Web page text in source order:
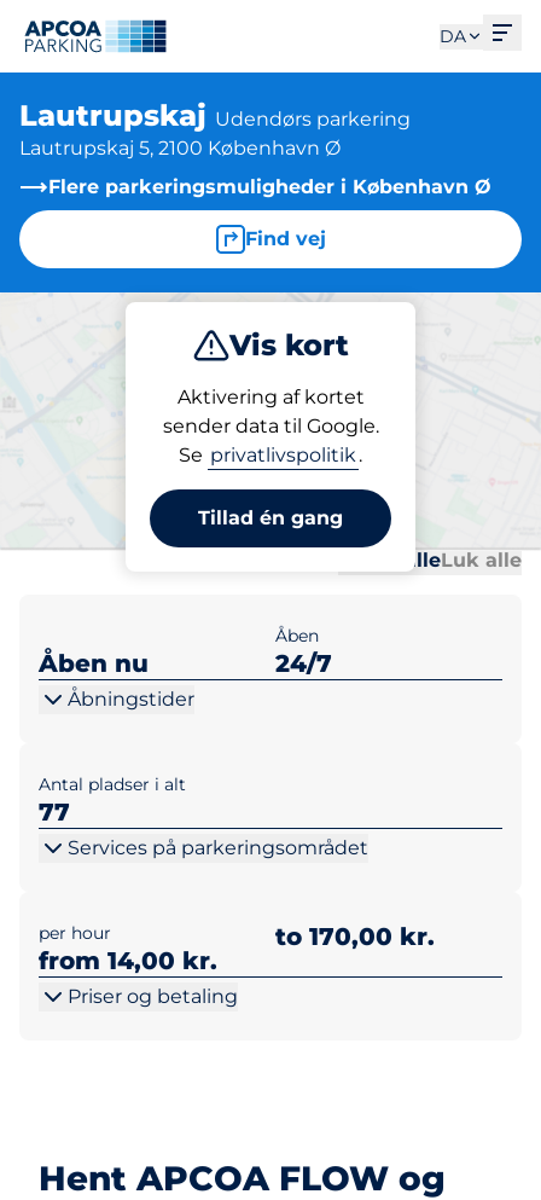
DA
Lautrupskaj Udendørs parkering
Lautrupskaj 5, 2100 København Ø
Flere parkeringsmuligheder i København Ø
Find vej
Vis kort
Aktivering af kortet
sender data til Google.
Se privatlivspolitik.
Tillad én gang
Parkering
Parkering på stedet
Lautrupskaj
Udvid alleLuk alle
Åben nu
Åben
24/7
Åbningstider
Antal pladser i alt
77
Services på parkeringsområdet
per hour
from 14,00 kr.
to 170,00 kr.
Priser og betaling
Hent APCOA FLOW og